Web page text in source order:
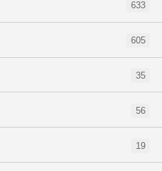
633
605
35
56
19